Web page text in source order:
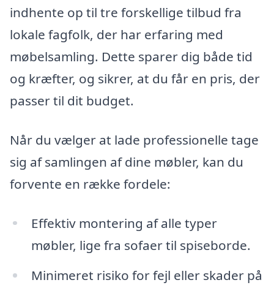
indhente op til tre forskellige tilbud fra
lokale fagfolk, der har erfaring med
møbelsamling. Dette sparer dig både tid
og kræfter, og sikrer, at du får en pris, der
passer til dit budget.
Når du vælger at lade professionelle tage
sig af samlingen af dine møbler, kan du
forvente en række fordele:
Effektiv montering af alle typer
møbler, lige fra sofaer til spiseborde.
Minimeret risiko for fejl eller skader på